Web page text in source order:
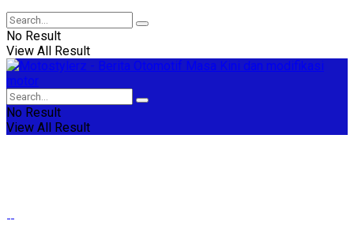
No Result
View All Result
No Result
View All Result